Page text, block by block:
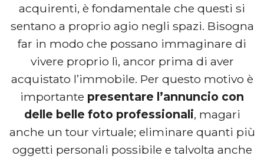
acquirenti, è fondamentale che questi si
sentano a proprio agio negli spazi. Bisogna
far in modo che possano immaginare di
vivere proprio lì, ancor prima di aver
acquistato l’immobile. Per questo motivo è
importante presentare l’annuncio con
delle belle foto professionali, magari
anche un tour virtuale; eliminare quanti più
oggetti personali possibile e talvolta anche